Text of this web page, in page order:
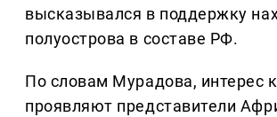
высказывался в поддержку
полуострова в составе РФ.
По словам Мурадова, интерес
проявляют представители